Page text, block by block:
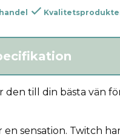
till din bästa vän
en sensation. Twitch